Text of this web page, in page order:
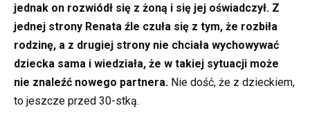
jednak on rozwiódł się z żoną i się jej oświadczył. Z
jednej strony Renata źle czuła się z tym, że rozbiła
rodzinę, a z drugiej strony nie chciała wychowywać
dziecka sama i wiedziała, że w takiej sytuacji może
nie znaleźć nowego partnera. Nie dość, że z dzieckiem,
to jeszcze przed 30-stką.